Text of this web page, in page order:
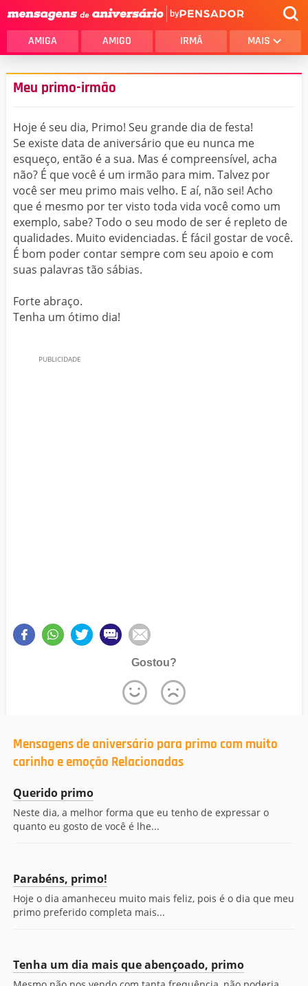
by
AMIGA AMIGO IRMÃ MAIS
Meu primo-irmão
Hoje é seu dia, Primo! Seu grande dia de festa!
Se existe data de aniversário que eu nunca me
esqueço, então é a sua. Mas é compreensível, acha
não? É que você é um irmão para mim. Talvez por
você ser meu primo mais velho. E aí, não sei! Acho
que é mesmo por ter visto toda vida você como um
exemplo, sabe? Todo o seu modo de ser é repleto de
qualidades. Muito evidenciadas. É fácil gostar de você.
É bom poder contar sempre com seu apoio e com
suas palavras tão sábias.
Forte abraço.
Tenha um ótimo dia!
Gostou?
Mensagens de aniversário para primo com muito
carinho e emoção Relacionadas
Querido primo
Neste dia, a melhor forma que eu tenho de expressar o
quanto eu gosto de você é lhe...
Parabéns, primo!
Hoje o dia amanheceu muito mais feliz, pois é o dia que meu
primo preferido completa mais...
Tenha um dia mais que abençoado, primo